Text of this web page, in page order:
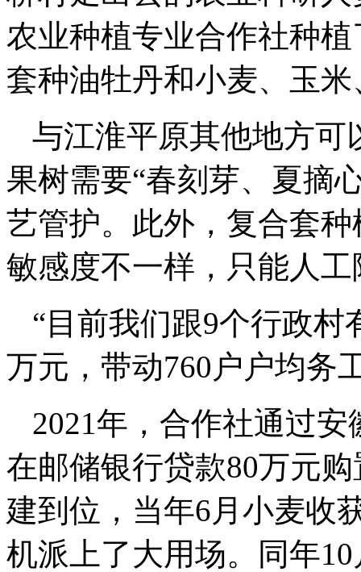
农业种植专业合作社种
套种油牡丹和小麦、玉
与江淮平原其他地方可
果树需要“春刻芽、夏摘
艺管护。此外，复合套
敏感度不一样，只能人工
“目前我们跟9个行政村
万元，带动760户户均务
2021年，合作社通过
在邮储银行贷款80万元
建到位，当年6月小麦收
机派上了大用场。同年